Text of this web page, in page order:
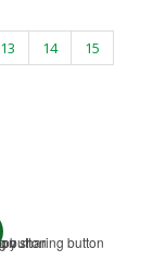
13 14
15